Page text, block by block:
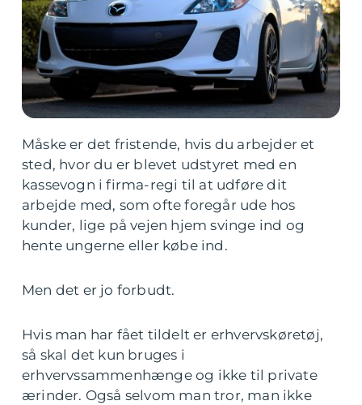
Måske er det fristende, hvis du arbejder et
sted, hvor du er blevet udstyret med en
kassevogn i firma-regi til at udføre dit
arbejde med, som ofte foregår ude hos
kunder, lige på vejen hjem svinge ind og
hente ungerne eller købe ind.
Men det er jo forbudt.
Hvis man har fået tildelt er erhvervskøretøj,
så skal det kun bruges i
erhvervssammenhænge og ikke til private
ærinder. Også selvom man tror, man ikke